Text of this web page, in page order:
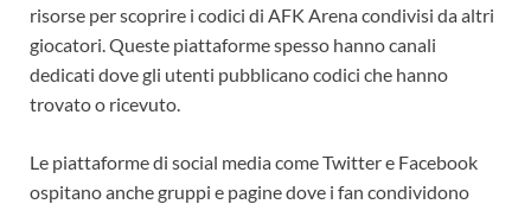
risorse per scoprire i codici di AFK Arena condivisi da altri
giocatori. Queste piattaforme spesso hanno canali
dedicati dove gli utenti pubblicano codici che hanno
trovato o ricevuto.
Le piattaforme di social media come Twitter e Facebook
ospitano anche gruppi e pagine dove i fan condividono